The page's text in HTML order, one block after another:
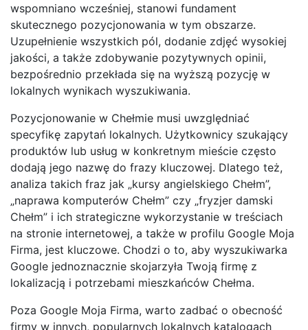
wspomniano wcześniej, stanowi fundament
skutecznego pozycjonowania w tym obszarze.
Uzupełnienie wszystkich pól, dodanie zdjęć wysokiej
jakości, a także zdobywanie pozytywnych opinii,
bezpośrednio przekłada się na wyższą pozycję w
lokalnych wynikach wyszukiwania.
Pozycjonowanie w Chełmie musi uwzględniać
specyfikę zapytań lokalnych. Użytkownicy szukający
produktów lub usług w konkretnym mieście często
dodają jego nazwę do frazy kluczowej. Dlatego też,
analiza takich fraz jak „kursy angielskiego Chełm”,
„naprawa komputerów Chełm” czy „fryzjer damski
Chełm” i ich strategiczne wykorzystanie w treściach
na stronie internetowej, a także w profilu Google Moja
Firma, jest kluczowe. Chodzi o to, aby wyszukiwarka
Google jednoznacznie skojarzyła Twoją firmę z
lokalizacją i potrzebami mieszkańców Chełma.
Poza Google Moja Firma, warto zadbać o obecność
firmy w innych, popularnych lokalnych katalogach